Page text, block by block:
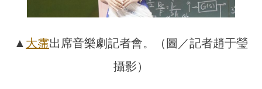
▲ 大霈出席音樂劇記者會。（圖／記者趙于瑩
攝影）